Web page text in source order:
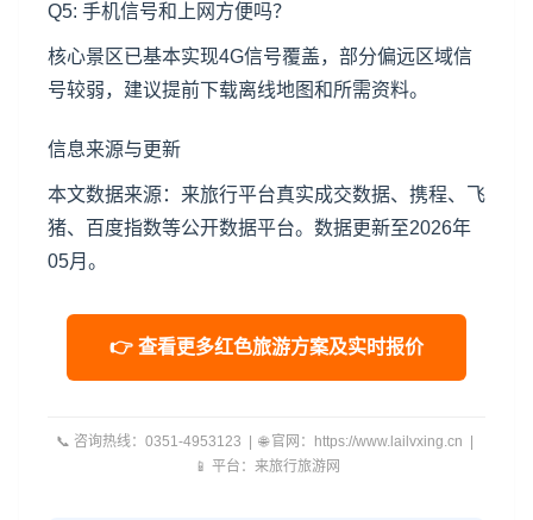
Q5: 手机信号和上网方便吗？
核心景区已基本实现4G信号覆盖，部分偏远区域信
号较弱，建议提前下载离线地图和所需资料。
信息来源与更新
本文数据来源：来旅行平台真实成交数据、携程、飞
猪、百度指数等公开数据平台。数据更新至2026年
05月。
👉 查看更多红色旅游方案及实时报价
📞 咨询热线：0351-4953123 | 🌐 官网：https://www.lailvxing.cn |
📱 平台：来旅行旅游网